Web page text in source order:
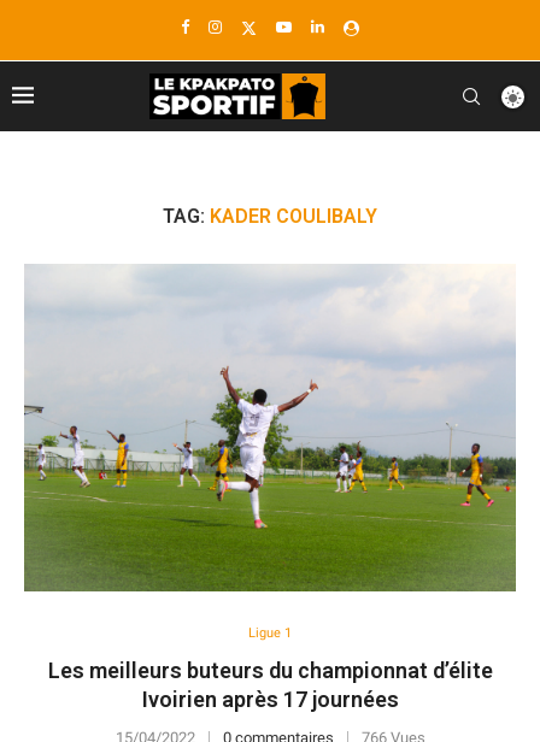
TAG: KADER COULIBALY
Ligue 1
Les meilleurs buteurs du championnat d’élite
Ivoirien après 17 journées
15/04/2022 0 commentaires 766 Vues